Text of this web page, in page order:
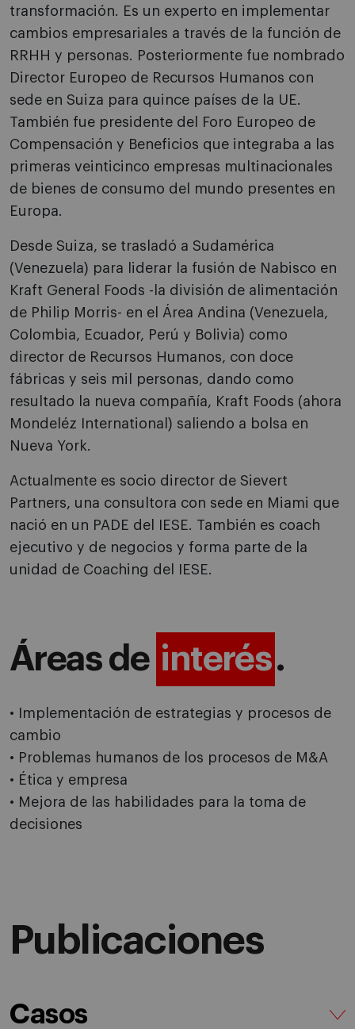
transformación. Es un experto en implementar
cambios empresariales a través de la función de
RRHH y personas. Posteriormente fue nombrado
Director Europeo de Recursos Humanos con
sede en Suiza para quince países de la UE.
También fue presidente del Foro Europeo de
Compensación y Beneficios que integraba a las
primeras veinticinco empresas multinacionales
de bienes de consumo del mundo presentes en
Europa.
Desde Suiza, se trasladó a Sudamérica
(Venezuela) para liderar la fusión de Nabisco en
Kraft General Foods -la división de alimentación
de Philip Morris- en el Área Andina (Venezuela,
Colombia, Ecuador, Perú y Bolivia) como
director de Recursos Humanos, con doce
fábricas y seis mil personas, dando como
resultado la nueva compañía, Kraft Foods (ahora
Mondeléz International) saliendo a bolsa en
Nueva York.
Actualmente es socio director de Sievert
Partners, una consultora con sede en Miami que
nació en un PADE del IESE. También es coach
ejecutivo y de negocios y forma parte de la
unidad de Coaching del IESE.
Áreas de interés.
• Implementación de estrategias y procesos de
cambio
• Problemas humanos de los procesos de M&A
• Ética y empresa
• Mejora de las habilidades para la toma de
decisiones
Publicaciones
Casos